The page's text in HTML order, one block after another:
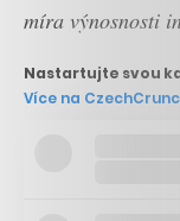
míra výnosnosti
Nastartujte svou
Více na